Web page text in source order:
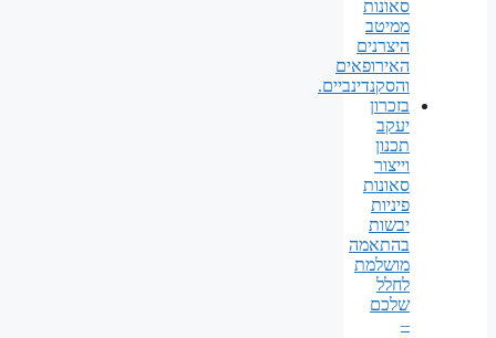
סאונות
ממיטב
היצרנים
האירופאים
והסקנדינביים.
בזכרון
יעקב
תכנון
וייצור
סאונות
פיניות
יבשות
בהתאמה
מושלמת
לחלל
שלכם
–